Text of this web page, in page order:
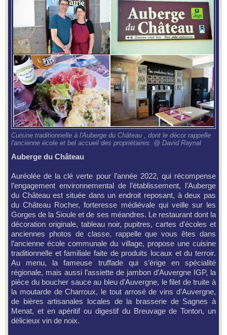
Cuisine traditionnelle à l'Auberge du Château , dont le décor rappelle
l'ancienne école et bel accueil des propriétaires. @ David Raynal
Auberge du Château
Auréolée de la clé verte pour l’année 2022, qui récompense
l’engagement environnemental de l’établissement, l’Auberge
du Château est située dans un endroit reposant, à deux pas
du Château Rocher, forteresse médiévale qui veille sur les
Gorges de la Sioule et de ses méandres. Le restaurant dont la
décoration originale, tableau noir, pupitres, cartes d'écoles et
anciennes photos de classe, rappelle que vous êtes dans
l’ancienne école communale du village, propose une cuisine
traditionnelle et familiale faite de produits locaux et du terroir.
Au menu, la fameuse truffade qui s’érige en spécialité
régionale, mais aussi l’assiette de jambon d’Auvergne IGP, la
pièce du boucher sauce au bleu d’Auvergne, le filet de truite à
la moutarde de Charroux, le tout arrosé de vins d’Auvergne,
de bières artisanales locales de la brasserie de Sagnes à
Menat, et en apéritif ou digestif du Breuvage de Tonton, un
délicieux vin de noix.